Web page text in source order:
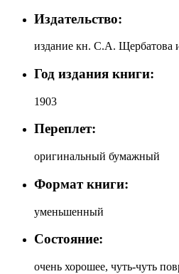
Издательство:
издание кн. С.А.
Год издания книги:
1903
Переплет:
оригинальный бумажный
Формат книги:
уменьшенный
Состояние:
очень хорошее, чуть-чуть